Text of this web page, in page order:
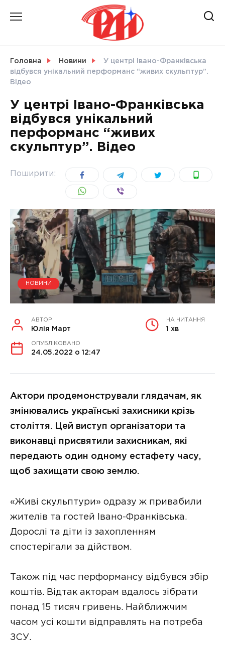
СВІТ
УКРАЇНА
Головна Новини
У центрі Івано-Франківська
відбувся унікальний перформанс “живих скульптур”.
Відео
У центрі Івано-Франківська
відбувся унікальний
перформанс “живих
скульптур”. Відео
Поширити:
НОВИНИ
АВТОР
Юлія Март
НА ЧИТАННЯ
1 хв
ОПУБЛІКОВАНО
24.05.2022 о 12:47
Актори продемонстрували глядачам, як
змінювались українські захисники крізь
століття. Цей виступ організатори та
виконавці присвятили захисникам, які
передають один одному естафету часу,
щоб захищати свою землю.
«Живі скульптури» одразу ж привабили
жителів та гостей Івано-Франківська.
Дорослі та діти із захопленням
спостерігали за дійством.
Також під час перформансу відбувся збір
коштів. Відтак акторам вдалось зібрати
понад 15 тисяч гривень. Найближчим
часом усі кошти відправлять на потреба
ЗСУ.